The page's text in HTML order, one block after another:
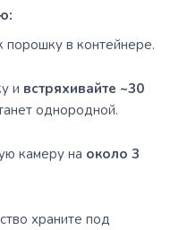
в контейнере.
и встряхивайте ~30
однородной.
камеру на около 3
храните под